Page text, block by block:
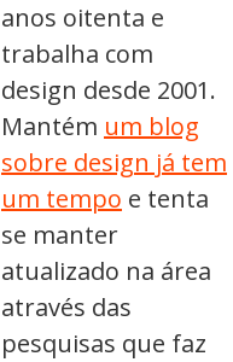
anos oitenta e
trabalha com
design desde 2001.
Mantém um blog
sobre design já tem
um tempo e tenta
se manter
atualizado na área
através das
pesquisas que faz